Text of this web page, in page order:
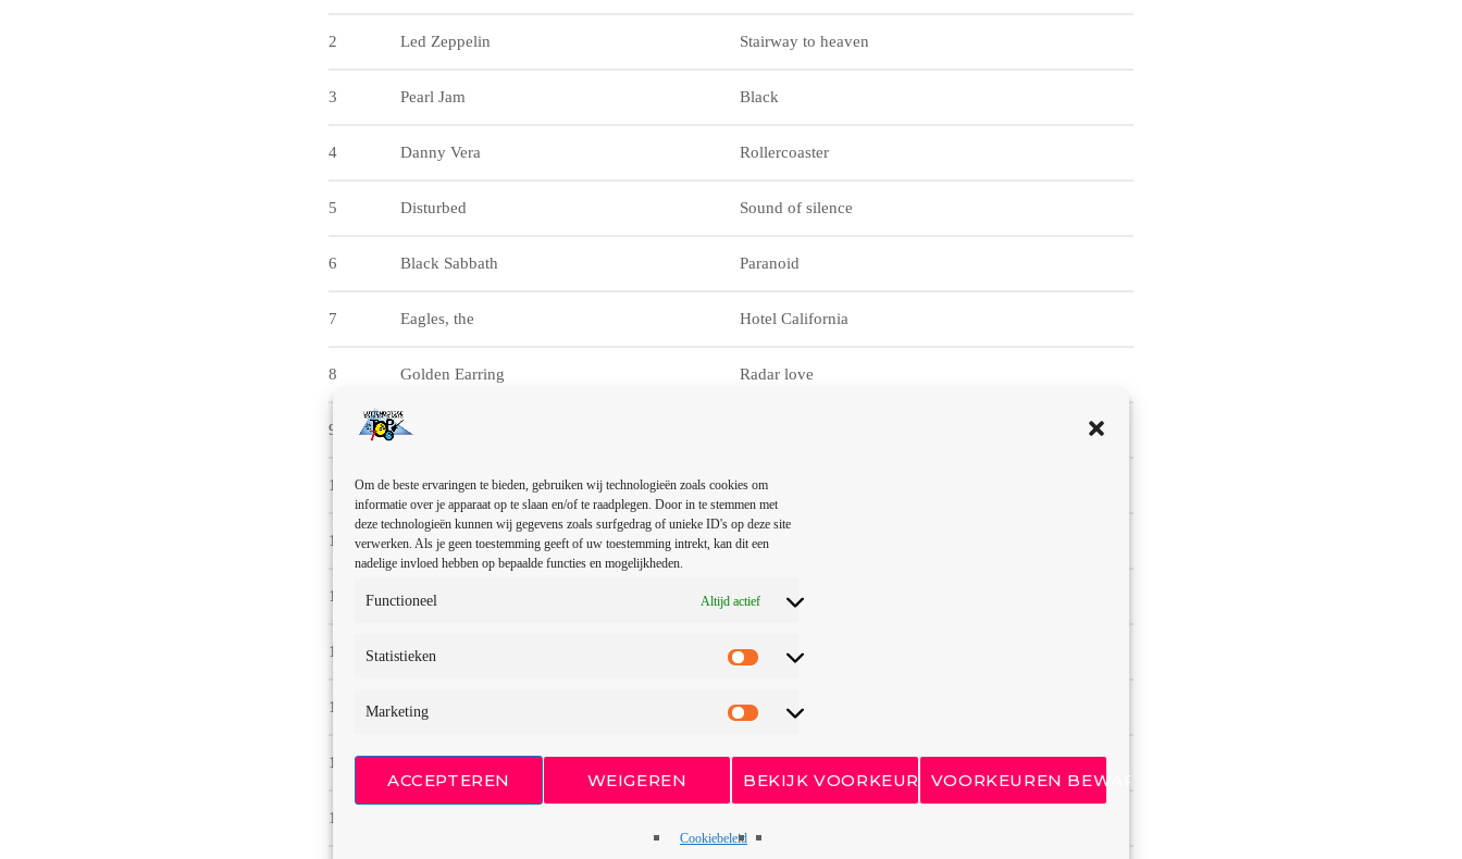
Om de beste ervaringen te bieden, gebruiken wij technologieën zoals cookies om
informatie over je apparaat op te slaan en/of te raadplegen. Door in te stemmen met
deze technologieën kunnen wij gegevens zoals surfgedrag of unieke ID's op deze site
verwerken. Als je geen toestemming geeft of uw toestemming intrekt, kan dit een
nadelige invloed hebben op bepaalde functies en mogelijkheden.
Functioneel Altijd actief
Statistieken
Marketing
ACCEPTEREN WEIGEREN BEKIJK VOORKEURENVOORKEUREN BEWAREN
Cookiebeleid
2 Led Zeppelin Stairway to heaven
3 Pearl Jam Black
4 Danny Vera Rollercoaster
5 Disturbed Sound of silence
6 Black Sabbath Paranoid
7 Eagles, the Hotel California
8 Golden Earring Radar love
9 Iron Maiden
10 Boudewijn de Groot Avond
11 Metallica Master of puppets
12 Dire Straits Sultans of swing
13 AC/DC Highway to hell
14 Metallica Nothing else matters
15 Queen Bohemian Rhapsody
16